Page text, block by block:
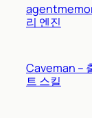
리 엔진
Caveman –
트 스킬